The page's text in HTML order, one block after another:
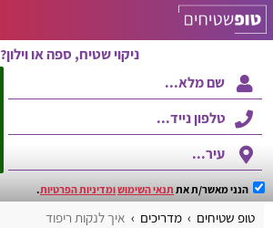
ניקוי שטיח, ספה או וילון?
הנני מאשר/ת את תנאי השימושומדיניות הפרטיות.
טופ שטיחים מדריכים איך לנקות ריפוד